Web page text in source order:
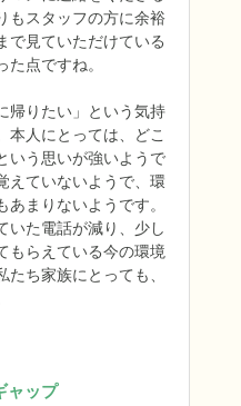
もスタッフの方に余裕
で見ていただけている
点ですね。
帰りたい」という気持
本人にとっては、どこ
いう思いが強いようで
えていないようで、環
まりないようです。
いた電話が減り、少し
もらえている今の環境
ち家族にとっても、
ャップ